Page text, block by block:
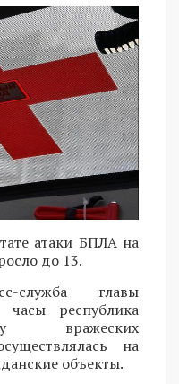
атаки БПЛА на
до 13.
служба главы
часы республика
вражеских
на
объекты.